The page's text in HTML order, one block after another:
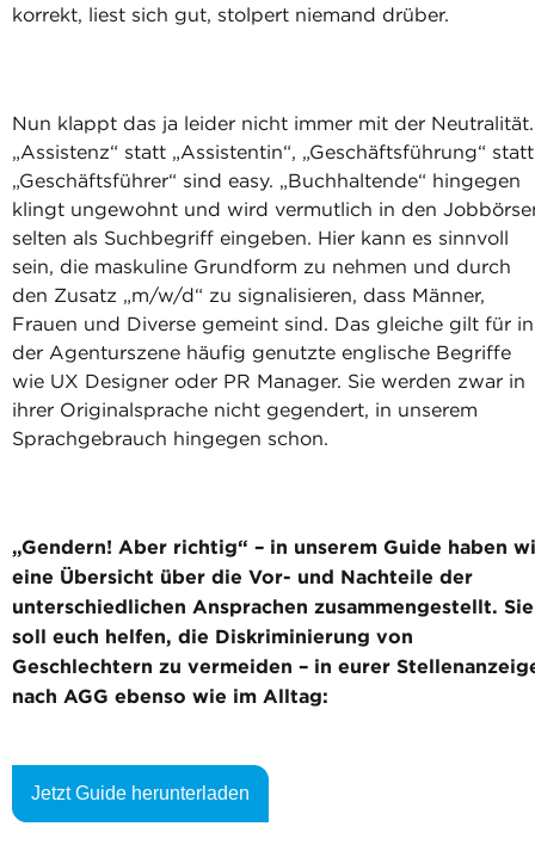
korrekt, liest sich gut, stolpert niemand drüber.
Nun klappt das ja leider nicht immer mit der Neutralität.
„Assistenz“ statt „Assistentin“, „Geschäftsführung“ statt
„Geschäftsführer“ sind easy. „Buchhaltende“ hingegen
klingt ungewohnt und wird vermutlich in den
selten als Suchbegriff eingeben. Hier kann es sinnvoll
sein, die maskuline Grundform zu nehmen und durch
den Zusatz „m/w/d“ zu signalisieren, dass Männer,
Frauen und Diverse gemeint sind. Das gleiche gilt für in
der Agenturszene häufig genutzte englische Begriffe
wie UX Designer oder PR Manager. Sie werden zwar in
ihrer Originalsprache nicht gegendert, in unserem
Sprachgebrauch hingegen schon.
„Gendern! Aber richtig“ – in unserem Guide haben
eine Übersicht über die Vor- und Nachteile der
unterschiedlichen Ansprachen zusammengestellt. Sie
soll euch helfen, die Diskriminierung von
Geschlechtern zu vermeiden – in eurer
nach AGG ebenso wie im Alltag:
Jetzt Guide herunterladen